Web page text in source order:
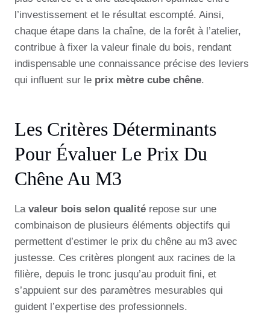
l’investissement et le résultat escompté. Ainsi,
chaque étape dans la chaîne, de la forêt à l’atelier,
contribue à fixer la valeur finale du bois, rendant
indispensable une connaissance précise des leviers
qui influent sur le prix mètre cube chêne.
Les Critères Déterminants
Pour Évaluer Le Prix Du
Chêne Au M3
La valeur bois selon qualité repose sur une
combinaison de plusieurs éléments objectifs qui
permettent d’estimer le prix du chêne au m3 avec
justesse. Ces critères plongent aux racines de la
filière, depuis le tronc jusqu’au produit fini, et
s’appuient sur des paramètres mesurables qui
guident l’expertise des professionnels.